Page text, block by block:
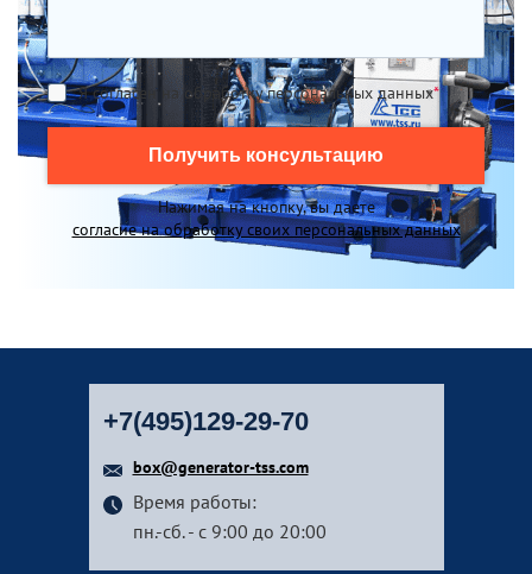
Я согласен на обработку персональных данных*
Получить консультацию
Нажимая на кнопку, вы даете
согласие на обработку своих персональных данных
+7(495)129-29-70
box@generator-tss.com
Время работы:
пн.-сб. - с 9:00 до 20:00